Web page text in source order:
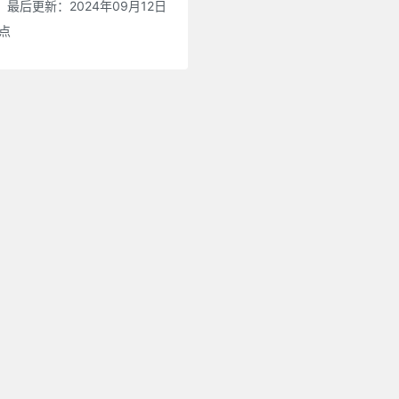
最后更新：2024年09月12日